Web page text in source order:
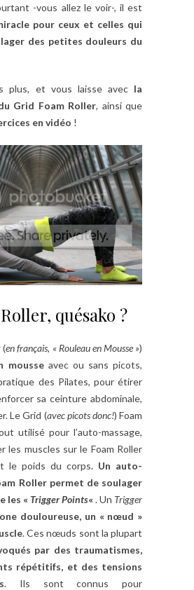
-vous allez le voir-, il est
pour ceux et celles qui
des petites douleurs du
plus, et vous laisse avec la
Grid Foam Roller, ainsi que
en vidéo !
quésako ?
(en français, « Rouleau en Mousse »)
mousseavec ou sans picots,
des Pilates, pour étirer
sa ceinture abdominale,
Le Grid (avec picots donc!) Foam
utilisé pour l’auto-massage,
les muscles sur le Foam Roller
le poids du corps. Un auto-
Roller permet de soulager
les « Trigger Points« . Un Trigger
douloureuse, un « nœud »
. Ces nœuds sont la plupart
par des traumatismes,
répétitifs, et des tensions
. Ils sont connus pour